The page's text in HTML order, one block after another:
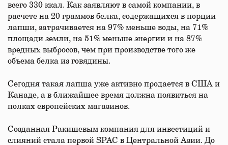
всего 330 ккал. Как заявляют в самой компании, в
расчете на 20 граммов белка, содержащихся в порции
лапши, затрачивается на 97% меньше воды, на 71%
площади земли, на 51% меньше энергии и на 87%
вредных выбросов, чем при производстве того же
объема белка из говядины.
Сегодня такая лапша уже активно продается в США и
Канаде, а в ближайшее время должна появиться на
полках европейских магазинов.
Созданная Ракишевым компания для инвестиций и
слияний стала первой SPAC в Центральной Азии. До